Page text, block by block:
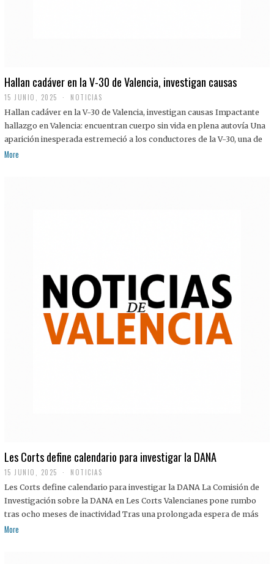
Hallan cadáver en la V-30 de Valencia, investigan causas
15 JUNIO, 2025 NOTICIAS
Hallan cadáver en la V-30 de Valencia, investigan causas Impactante
hallazgo en Valencia: encuentran cuerpo sin vida en plena autovía Una
aparición inesperada estremeció a los conductores de la V-30, una de
More
Les Corts define calendario para investigar la DANA
15 JUNIO, 2025 NOTICIAS
Les Corts define calendario para investigar la DANA La Comisión de
Investigación sobre la DANA en Les Corts Valencianes pone rumbo
tras ocho meses de inactividad Tras una prolongada espera de más
More